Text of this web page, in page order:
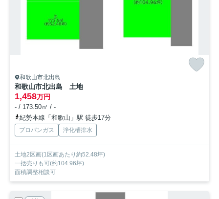
和歌山市北出島
和歌山市北出島 土地
1,458万円
- / 173.50㎡ / -
紀勢本線「和歌山」駅 徒歩17分
プロパンガス 浄化槽排水
土地2区画(1区画あたり約52.48坪)
一括売りも可(約104.96坪)
面積調整相談可